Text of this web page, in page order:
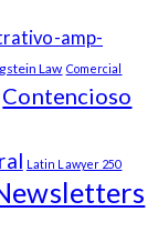
amp-
Law Comercial
Contencioso
Latin Lawyer 250